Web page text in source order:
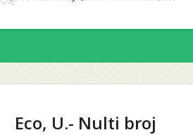
Eco, U.- Nulti broj